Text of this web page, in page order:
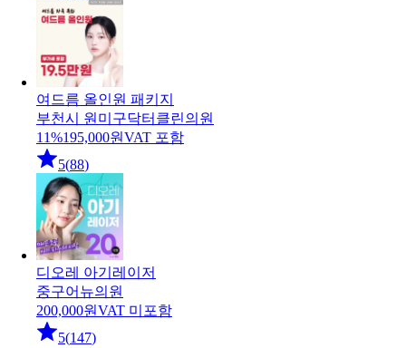
여드름 올인원 패키지
부천시 원미구닥터클린의원
11%195,000원VAT 포함
5(88)
디오레 아기레이저
중구어뉴의원
200,000원VAT 미포함
5(147)